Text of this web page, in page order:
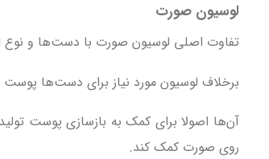
لوسیون صورت
تفاوت اصلی لوسیون صورت با دست‌ها و
برخلاف لوسیون مورد نیاز برای دست‌ها پوست
آن‌ها اصولا برای کمک به بازسازی پوست
روی صورت کمک کند.